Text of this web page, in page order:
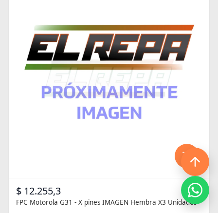
$ 12.255,3
FPC Motorola G31 - X pines IMAGEN Hembra X3 Unidades